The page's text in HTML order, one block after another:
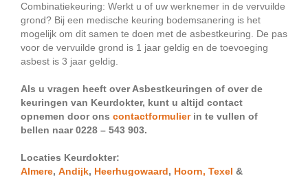
Combinatiekeuring: Werkt u of uw werknemer in de vervuilde
grond? Bij een medische keuring bodemsanering is het
mogelijk om dit samen te doen met de asbestkeuring. De pas
voor de vervuilde grond is 1 jaar geldig en de toevoeging
asbest is 3 jaar geldig.
Als u vragen heeft over Asbestkeuringen of over de
keuringen van Keurdokter, kunt u altijd contact
opnemen door ons contactformulierin te vullen of
bellen naar 0228 – 543 903.
Locaties Keurdokter:
Almere, Andijk, Heerhugowaard, Hoorn, Texel &